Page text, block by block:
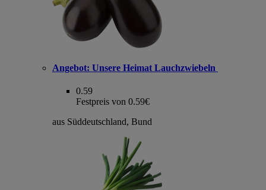
Angebot: Unsere Heimat Lauchzwiebeln
0.59
Festpreis von 0.59€
aus Süddeutschland, Bund